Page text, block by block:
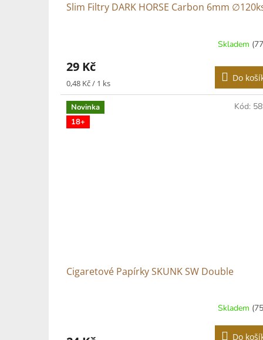
Slim Filtry DARK HORSE Carbon 6mm
Skladem
29 Kč
Měrná
cena:
0,48 Kč / 1 ks Do
Novinka
18+
Cigaretové Papírky SKUNK SW Double
Skladem
Do
Kód: